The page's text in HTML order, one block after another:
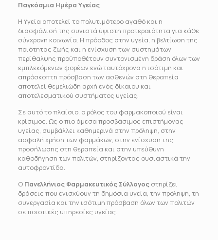
Παγκόσμια Ημέρα Υγείας
Η Υγεία αποτελεί το πολυτιμότερο αγαθό και η
διασφάλισή της συνιστά ύψιστη προτεραιότητα για κάθε
σύγχρονη κοινωνία. Η πρόοδος στην υγεία, η βελτίωση της
ποιότητας ζωής και η ενίσχυση των συστημάτων
περίθαλψης προϋποθέτουν συντονισμένη δράση όλων των
εμπλεκόμενων φορέων ενώ ταυτόχρονα η ισότιμη και
απρόσκοπτη πρόσβαση των ασθενών στη θεραπεία
αποτελεί θεμελιώδη αρχή ενός δίκαιου και
αποτελεσματικού συστήματος υγείας.
Σε αυτό το πλαίσιο, ο ρόλος του φαρμακοποιού είναι
κρίσιμος. Ως ο πιο άμεσα προσβάσιμος επιστήμονας
υγείας, συμβάλλει καθημερινά στην πρόληψη, στην
ασφαλή χρήση των φαρμάκων, στην ενίσχυση της
προσήλωσης στη θεραπεία και στην υπεύθυνη
καθοδήγηση των πολιτών, στηρίζοντας ουσιαστικά την
αυτοφροντίδα.
Ο Πανελλήνιος Φαρμακευτικός Σύλλογοςστηρίζει
δράσεις που ενισχύουν τη δημόσια υγεία, την πρόληψη, τη
συνεργασία και την ισότιμη πρόσβαση όλων των πολιτών
σε ποιοτικές υπηρεσίες υγείας.